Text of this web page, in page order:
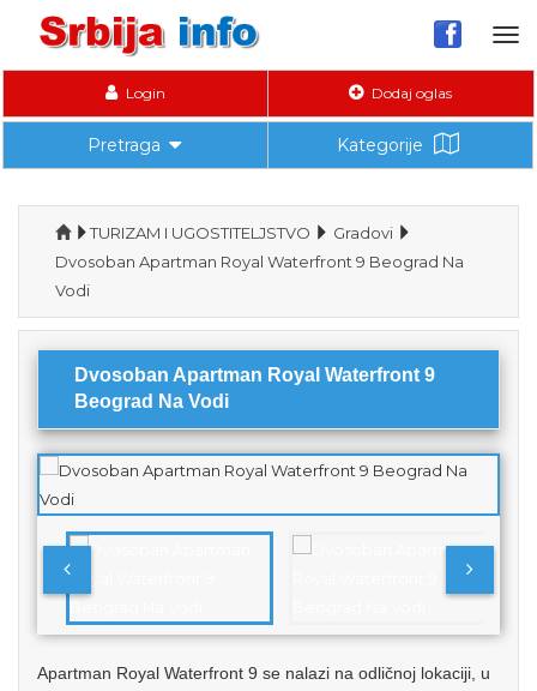
Login Dodaj oglas
Pretraga Kategorije
TURIZAM I UGOSTITELJSTVO
Gradovi
Dvosoban Apartman Royal Waterfront 9 Beograd Na
Vodi
Dvosoban Apartman Royal Waterfront 9
Beograd Na Vodi
Apartman Royal Waterfront 9 se nalazi na odličnoj lokaciji, u